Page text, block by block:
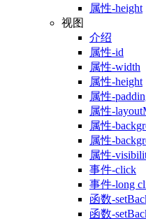
属性-height
视图
介绍
属性-id
属性-width
属性-height
属性-
属性-
属性-
属性-
属性-
事件-click
事件-long
函数-
函数-